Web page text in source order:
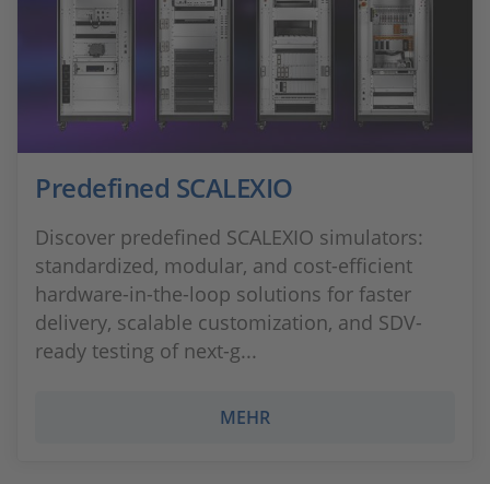
Predefined SCALEXIO
Discover predefined SCALEXIO simulators:
standardized, modular, and cost-efficient
hardware-in-the-loop solutions for faster
delivery, scalable customization, and SDV-
ready testing of next-g...
MEHR